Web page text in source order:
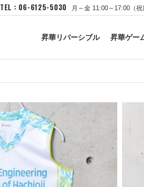
TEL : 06-6125-5030 月～金 11:00～17:00（祝
昇華リバーシブル 昇華ゲー